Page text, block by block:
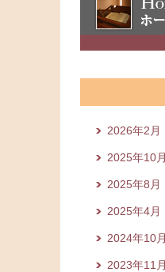
2026年2月
2025年10月
2025年8月
2025年4月
2024年10月
2023年11月